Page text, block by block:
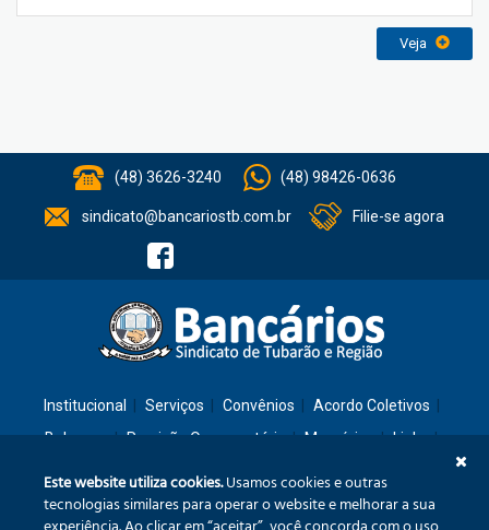
Veja
(48) 3626-3240 (48) 98426-0636
sindicato@bancariostb.com.br Filie-se agora
Institucional Serviços Convênios
Acordo Coletivos
Balanços
Previsão Orçamentária Memórias
Links
Este website utiliza cookies.Usamos cookies e outras
tecnologias similares para operar o website e melhorar a sua